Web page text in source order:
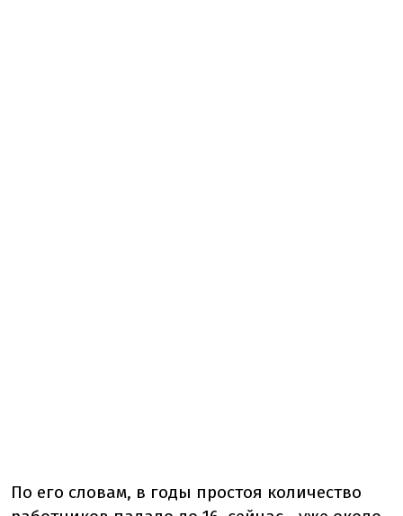
По его словам, в годы простоя количество